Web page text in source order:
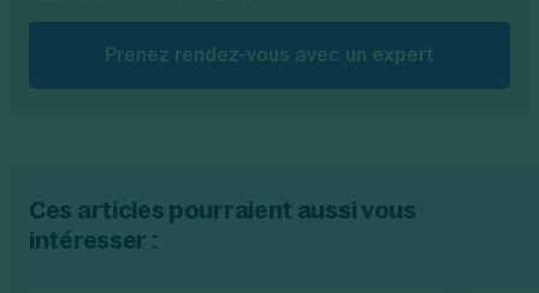
Prenez rendez-vous avec un expert
Ces articles pourraient aussi vous
intéresser :